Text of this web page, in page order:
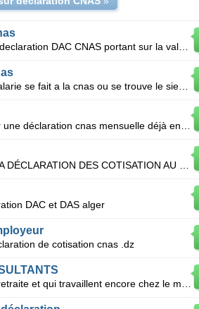
J'ai commis une érreur sur la télèdeclaration DAC CNAS portant sur la valeure d'assiette et j'ai va
La dmande de declaration d'un salarie se fait a la cnas ou se trouve le siege sociale de l'entrepris
DAC et DAS alger
de cotisation cnas .dz